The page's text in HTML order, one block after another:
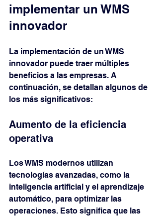
implementar un WMS
innovador
La implementación de un WMS
innovador puede traer múltiples
beneficios a las empresas. A
continuación, se detallan algunos de
los más significativos:
Aumento de la eficiencia
operativa
Los WMS modernos utilizan
tecnologías avanzadas, como la
inteligencia artificial y el aprendizaje
automático, para optimizar las
operaciones. Esto significa que las